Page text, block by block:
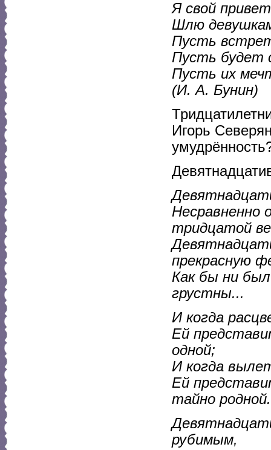
Я свой
Шлю
Пусть
Пусть будет
Пусть их
(И. А. Бунин)
Игорь
Несравненно
тридцатой
прекрасную
Как бы ни
грустны...
И когда
Ей
одной;
И когда
Ей
тайно
рубимым,